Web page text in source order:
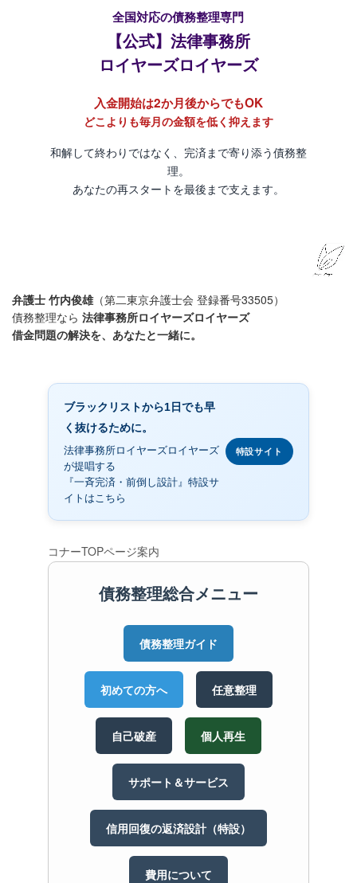
全国対応の債務整理専門
【公式】法律事務所
ロイヤーズロイヤーズ
入金開始は2か月後からでもOK
どこよりも毎月の金額を低く抑えます
和解して終わりではなく、完済まで寄り添う債務整
理。
あなたの再スタートを最後まで支えます。
弁護士 竹内俊雄（第二東京弁護士会 登録番号33505）
債務整理なら 法律事務所ロイヤーズロイヤーズ
借金問題の解決を、あなたと一緒に。
ブラックリストから1日でも早
く抜けるために。
法律事務所ロイヤーズロイヤーズ
が提唱する
『一斉完済・前倒し設計』特設サ
イトはこちら
特設サイト
コナーTOPページ案内
債務整理総合メニュー
債務整理ガイド
初めての方へ 任意整理
自己破産 個人再生
サポート＆サービス
信用回復の返済設計（特設）
費用について